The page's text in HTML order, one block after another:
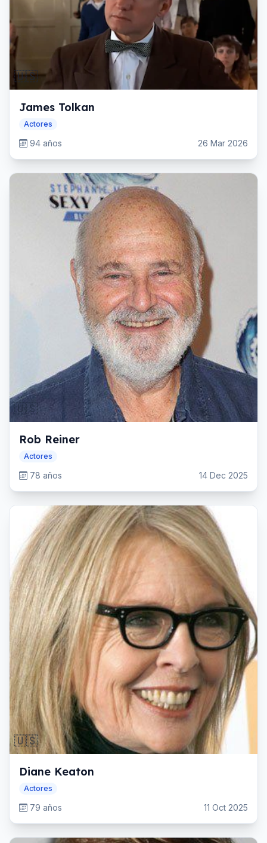
🇺🇸
James Tolkan
Actores
94 años 26 Mar 2026
🇺🇸
Rob Reiner
Actores
78 años 14 Dec 2025
🇺🇸
Diane Keaton
Actores
79 años 11 Oct 2025